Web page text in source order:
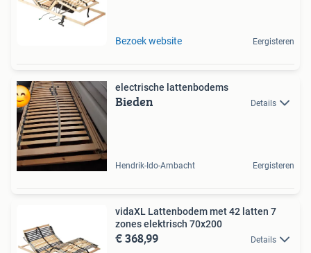
Bezoek website Eergisteren
electrische lattenbodems
Bieden Details
Hendrik-Ido-Ambacht Eergisteren
vidaXL Lattenbodem met 42 latten 7
zones elektrisch 70x200
€ 368,99 Details